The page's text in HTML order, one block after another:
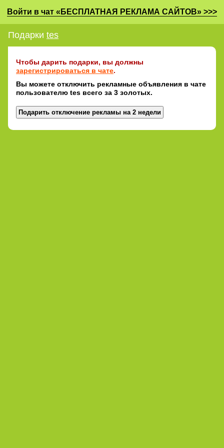
Войти в чат «БЕСПЛАТНАЯ РЕКЛАМА САЙТОВ» >>>
Подарки tes
Чтобы дарить подарки, вы должны
зарегистрироваться в чате.
Вы можете отключить рекламные объявления в чате
пользователю tes всего за 3 золотых.